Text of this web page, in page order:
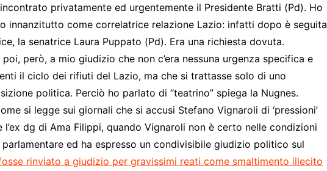
privatamente ed urgentemente il Presidente Bratti (Pd). Ho
innanzitutto come correlatrice relazione Lazio: infatti dopo è seguita
la senatrice Laura Puppato (Pd). Era una richiesta dovuta.
poi, però, a mio giudizio che non c’era nessuna urgenza specifica e
il ciclo dei rifiuti del Lazio, ma che si trattasse solo di uno
politica. Perciò ho parlato di “teatrino” spiega la Nugnes.
si legge sui giornali che si accusi Stefano Vignaroli di ‘pressioni’
dg di Ama Filippi, quando Vignaroli non è certo nelle condizioni
ed ha espresso un condivisibile giudizio politico sul
rinviato a giudizio per gravissimi reati come smaltimento illecito